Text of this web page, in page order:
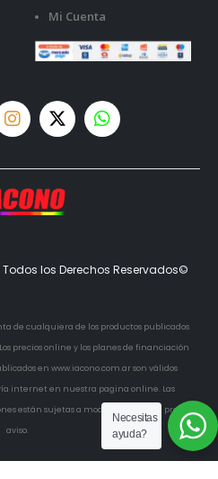
Mi Cuenta
los Derechos Reservados©
de cualquiera de los productos publicados
precios online y los planes de financiación
en www.iacono.com.ar son válidos
internet en nuestra pagina online. Las
están sujetas a modificaciones sin previo
aviso.
Necesitas
ayuda?